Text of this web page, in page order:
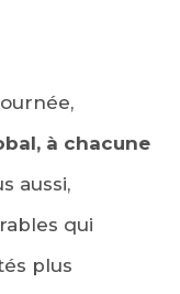
à chacune
aussi,
qui
plus